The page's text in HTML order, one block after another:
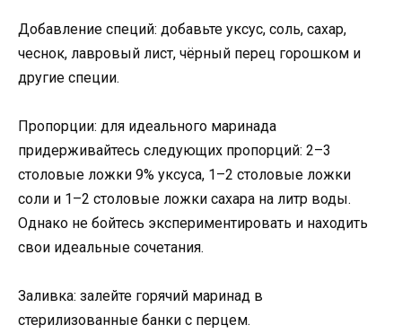
Добавление специй: добавьте уксус, соль, сахар,
чеснок, лавровый лист, чёрный перец горошком и
другие специи.
Пропорции: для идеального маринада
придерживайтесь следующих пропорций: 2–3
столовые ложки 9% уксуса, 1–2 столовые ложки
соли и 1–2 столовые ложки сахара на литр воды.
Однако не бойтесь экспериментировать и находить
свои идеальные сочетания.
Заливка: залейте горячий маринад в
стерилизованные банки с перцем.